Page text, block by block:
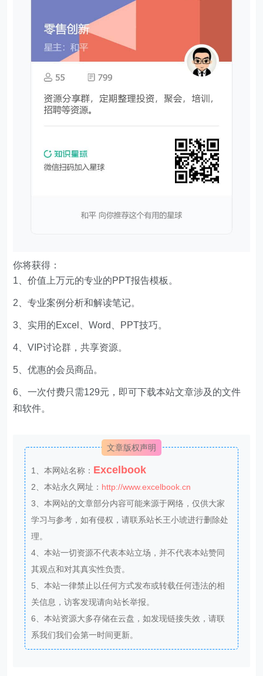
你将获得：
1、价值上万元的专业的PPT报告模板。
2、专业案例分析和解读笔记。
3、实用的Excel、Word、PPT技巧。
4、VIP讨论群，共享资源。
5、优惠的会员商品。
6、一次付费只需129元，即可下载本站文章涉及的文件
和软件。
文章版权声明
1、本网站名称： Excelbook
2、本站永久网址： http://www.excelbook.cn
3、本网站的文章部分内容可能来源于网络，仅供大家
学习与参考，如有侵权，请联系站长王小琥进行删除处
理。
4、本站一切资源不代表本站立场，并不代表本站赞同
其观点和对其真实性负责。
5、本站一律禁止以任何方式发布或转载任何违法的相
关信息，访客发现请向站长举报。
6、本站资源大多存储在云盘，如发现链接失效，请联
系我们我们会第一时间更新。